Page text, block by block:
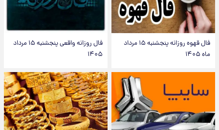
فال قهوه روزانه پنجشنبه ۱۵ مرداد
ماه ۱۴۰۵
فال روزانه واقعی پنجشنبه ۱۵ مرداد
۱۴۰۵